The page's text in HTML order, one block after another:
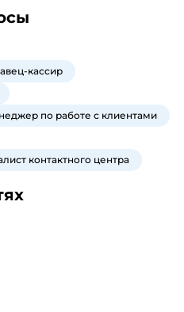
кассир
по работе с клиентами
контактного центра